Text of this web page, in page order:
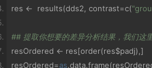
res <-
  results
(dds2 contrast=c(
## 提取你想要的差异分析结果，我们
resOrdered <- res[order(res$padj),]
resOrdered=as.data.frame(